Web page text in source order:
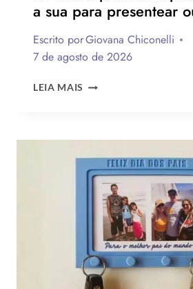
a sua para presentear
Escrito porGiovana Chiconelli
7 de agosto de 2026
LEIA MAIS CESTA
DOS
PAIS:
MAIS
IDEIAS
INSPIRAR
A
MONTAR